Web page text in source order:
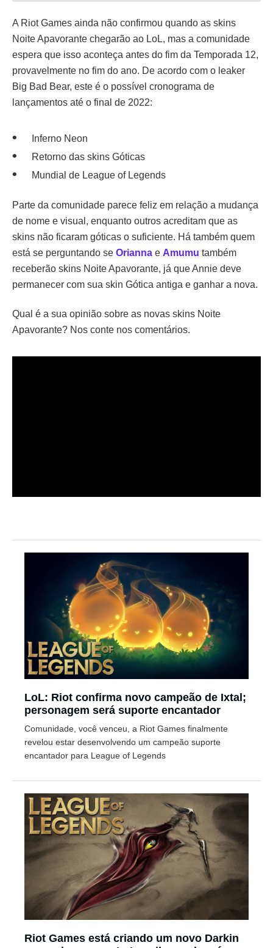
A Riot Games ainda não confirmou quando as skins
Noite Apavorante chegarão ao LoL, mas a comunidade
espera que isso aconteça antes do fim da Temporada 12,
provavelmente no fim do ano. De acordo com o leaker
Big Bad Bear, este é o possível cronograma de
lançamentos até o final de 2022:
Inferno Neon
Retorno das skins Góticas
Mundial de League of Legends
Parte da comunidade parece feliz em relação a mudança
de nome e visual, enquanto outros acreditam que as
skins não ficaram góticas o suficiente. Há também quem
está se perguntando se Orianna e Amumu também
receberão skins Noite Apavorante, já que Annie deve
permanecer com sua skin Gótica antiga e ganhar a nova.
Qual é a sua opinião sobre as novas skins Noite
Apavorante? Nos conte nos comentários.
LoL: Riot confirma novo campeão de Ixtal;
personagem será suporte encantador
Comunidade, você venceu, a Riot Games finalmente
revelou estar desenvolvendo um campeão suporte
encantador para League of Legends
Riot Games está criando um novo Darkin